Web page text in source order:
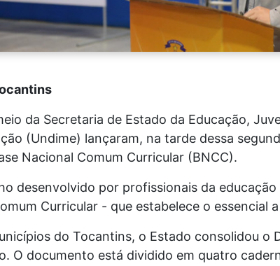
da Secretaria de Estado da Educação,
(Undime) lançaram, na tarde dessa
Nacional Comum Curricular (BNCC).
desenvolvido por profissionais da
Curricular - que estabelece o essencial
do Tocantins, o Estado consolidou o
O documento está dividido em quatro